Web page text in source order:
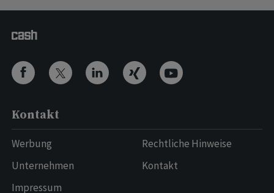
Kontakt
Werbung
Unternehmen
Impressum
Rechtliche Hinweise
Kontakt